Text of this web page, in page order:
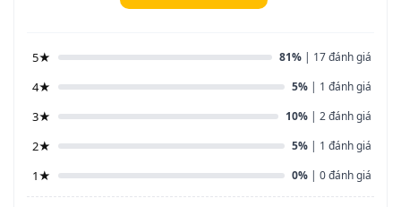
5★ 81% | 17 đánh giá
4★ 5% | 1 đánh giá
3★ 10% | 2 đánh giá
2★ 5% | 1 đánh giá
1★ 0% | 0 đánh giá